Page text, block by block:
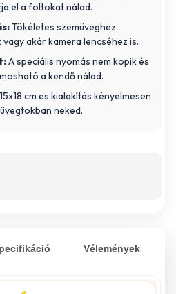
el a foltokat nálad.
Tökéletes szemüveghez
akár kamera lencséhez is.
A speciális nyomás nem kopik és
a kendő nálad.
cm es kialakítás kényelmesen
neked.
Vélemények